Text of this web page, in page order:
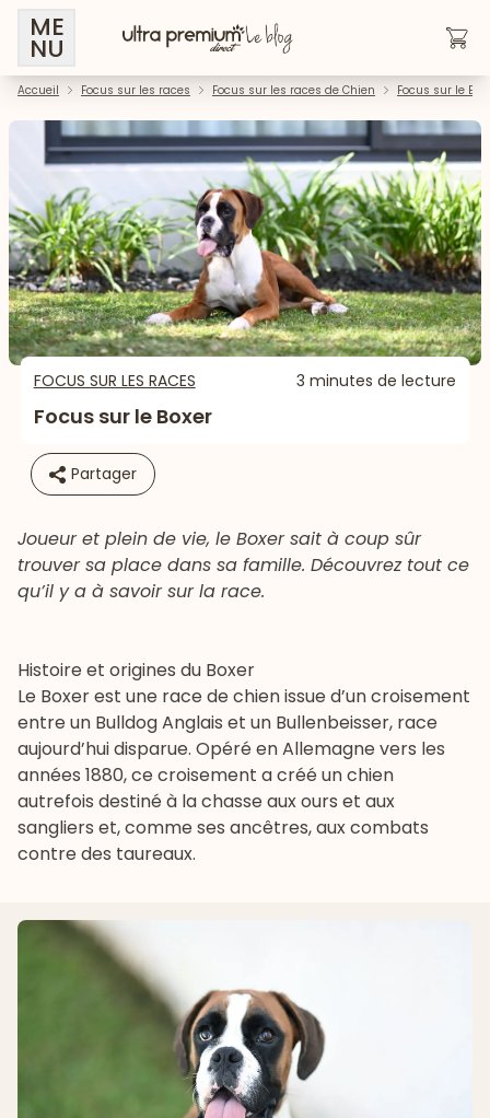
ME
NU
Accueil Focus sur les races Focus sur les races de Chien Focus sur le
FOCUS SUR LES RACES 3 minutes de lecture
Focus sur le Boxer
Partager
Joueur et plein de vie, le Boxer sait à coup sûr
trouver sa place dans sa famille. Découvrez tout ce
qu’il y a à savoir sur la race.
Histoire et origines du Boxer
Le Boxer est une race de chien issue d’un croisement
entre un Bulldog Anglais et un Bullenbeisser, race
aujourd’hui disparue. Opéré en Allemagne vers les
années 1880, ce croisement a créé un chien
autrefois destiné à la chasse aux ours et aux
sangliers et, comme ses ancêtres, aux combats
contre des taureaux.